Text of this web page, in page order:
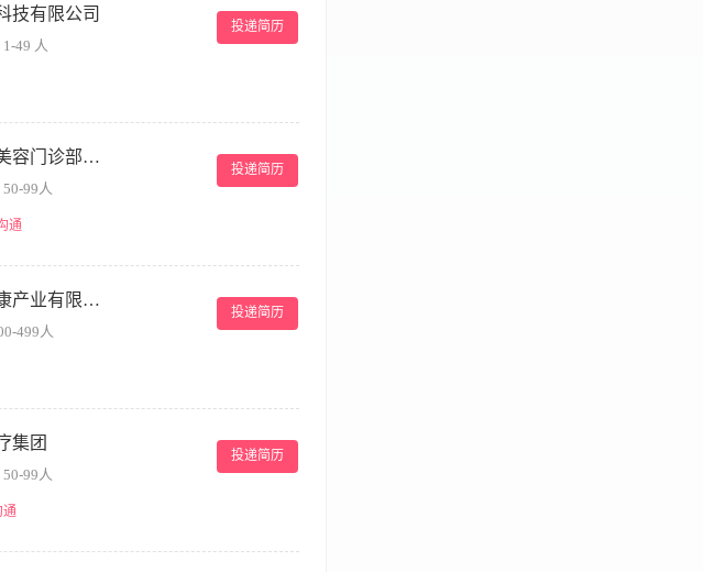
队协作能力强，工作严谨，高效务实。 2.大专及
求45周岁以下
技有限公司
49 人
投递简历
象好，亲和力强，沟通表达能力强； 3、有一定
广州艺美医疗美容门诊部有限责任公司
99人
投递简历
通
、激光美容临床工作经验。 3、熟悉医疗美容行
公司福利： 1、购买社保+意外险； 2、节假日福
力的薪资体系，让你在这里有付出就会有收
建、旅游，公司氛围超级好；
浙江耀然大健康产业有限公司.
499人
投递简历
团队协作能力强，工作严谨，高效务实。 2.大专
要求45周岁以下
集团
99人
投递简历
通